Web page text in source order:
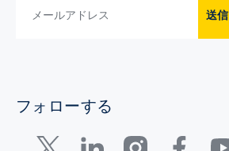
送信
フォローする